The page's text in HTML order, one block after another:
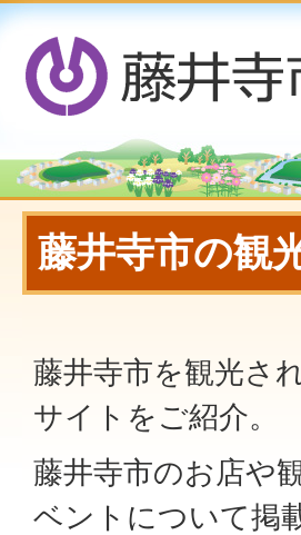
藤井寺市の観
藤井寺市を観光さ
サイトをご紹介。
藤井寺市のお店や
ベントについて掲